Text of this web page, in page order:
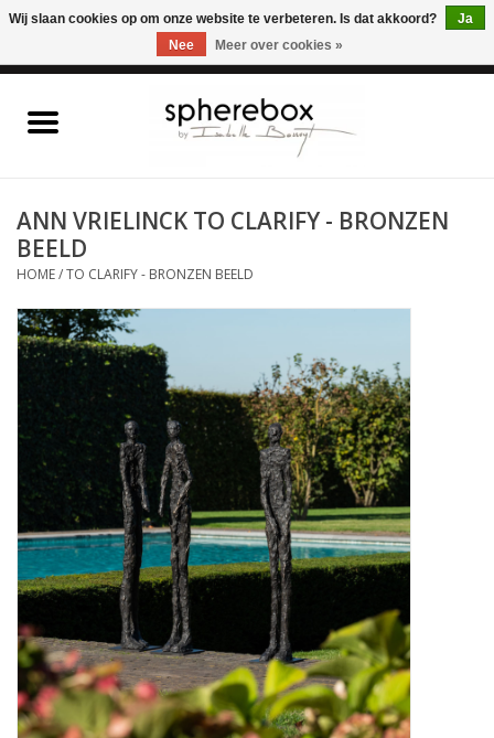
Home
MEUBELEN
KUNST
CADEAUBON
OUTLET
BLOG
Merken
ANN VRIELINCK TO CLARIFY - BRONZEN
BEELD
HOME/TO CLARIFY - BRONZEN BEELD
Wij slaan cookies op om onze website te verbeteren. Is dat akkoord?
Ja
Nee
Meer over cookies »
ONLINE WINKEL VOOR WOONACCESSOIRES, MEUBELEN & KUNST – GRATIS